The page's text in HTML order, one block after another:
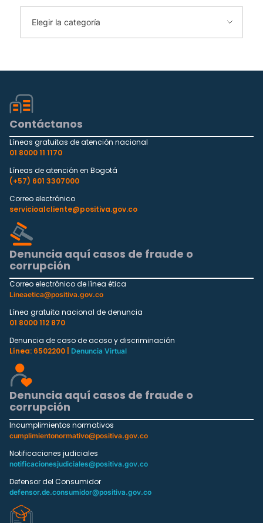
Contáctanos
Líneas gratuitas de atención nacional
01 8000 11 1170
Líneas de atención en Bogotá
(+57) 601 3307000
Correo electrónico
servicioalcliente@positiva.gov.co
Denuncia aquí casos de fraude o
corrupción
Correo electrónico de línea ética
Lineaetica@positiva.gov.co
Línea gratuita nacional de denuncia
01 8000 112 870
Denuncia de caso de acoso y discriminación
Línea: 6502200 |
Denuncia Virtual
Denuncia aquí casos de fraude o
corrupción
Incumplimientos normativos
cumplimientonormativo@positiva.gov.co
Notificaciones judiciales
notificacionesjudiciales@positiva.gov.co
Defensor del Consumidor
defensor.de.consumidor@positiva.gov.co